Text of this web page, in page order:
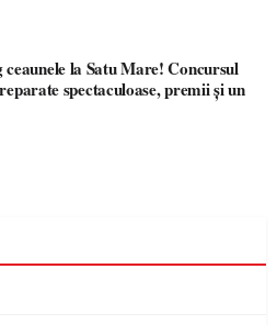
spectaculoase, premii și un